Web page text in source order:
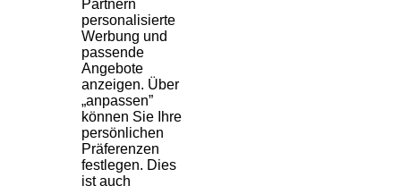
Partnern
personalisierte
Werbung und
passende
Angebote
anzeigen. Über
„anpassen”
können Sie Ihre
persönlichen
Präferenzen
festlegen. Dies
ist auch